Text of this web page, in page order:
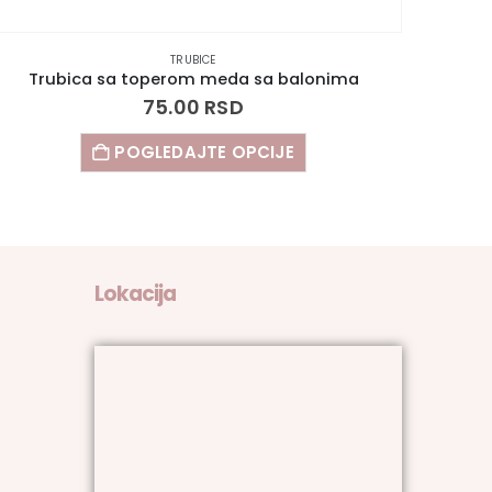
TRUBICE
Trubica sa toperom pahulja
75.00 RSD
POGLEDAJTE OPCIJE
Lokacija